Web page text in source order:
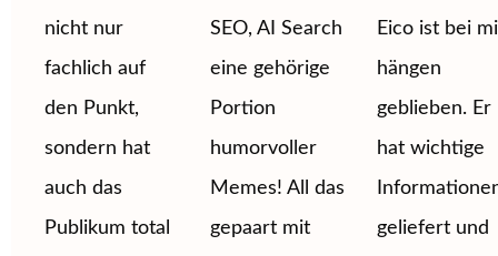
nicht nur
fachlich auf
den Punkt,
sondern hat
auch das
Publikum total
SEO, AI Search &
eine gehörige
Portion
humorvoller
Memes! All das
gepaart mit
Eico ist bei
hängen
geblieben. Er
hat wichtige
geliefert und